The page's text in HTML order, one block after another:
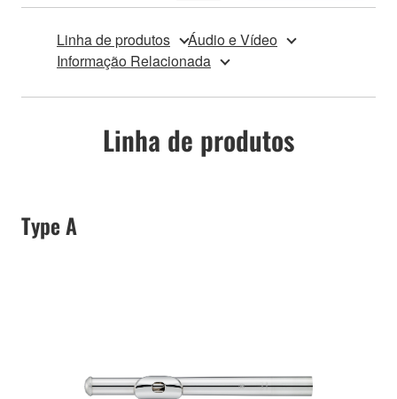
Linha de produtos
Áudio e Vídeo
Informação Relacionada
Linha de produtos
Type A